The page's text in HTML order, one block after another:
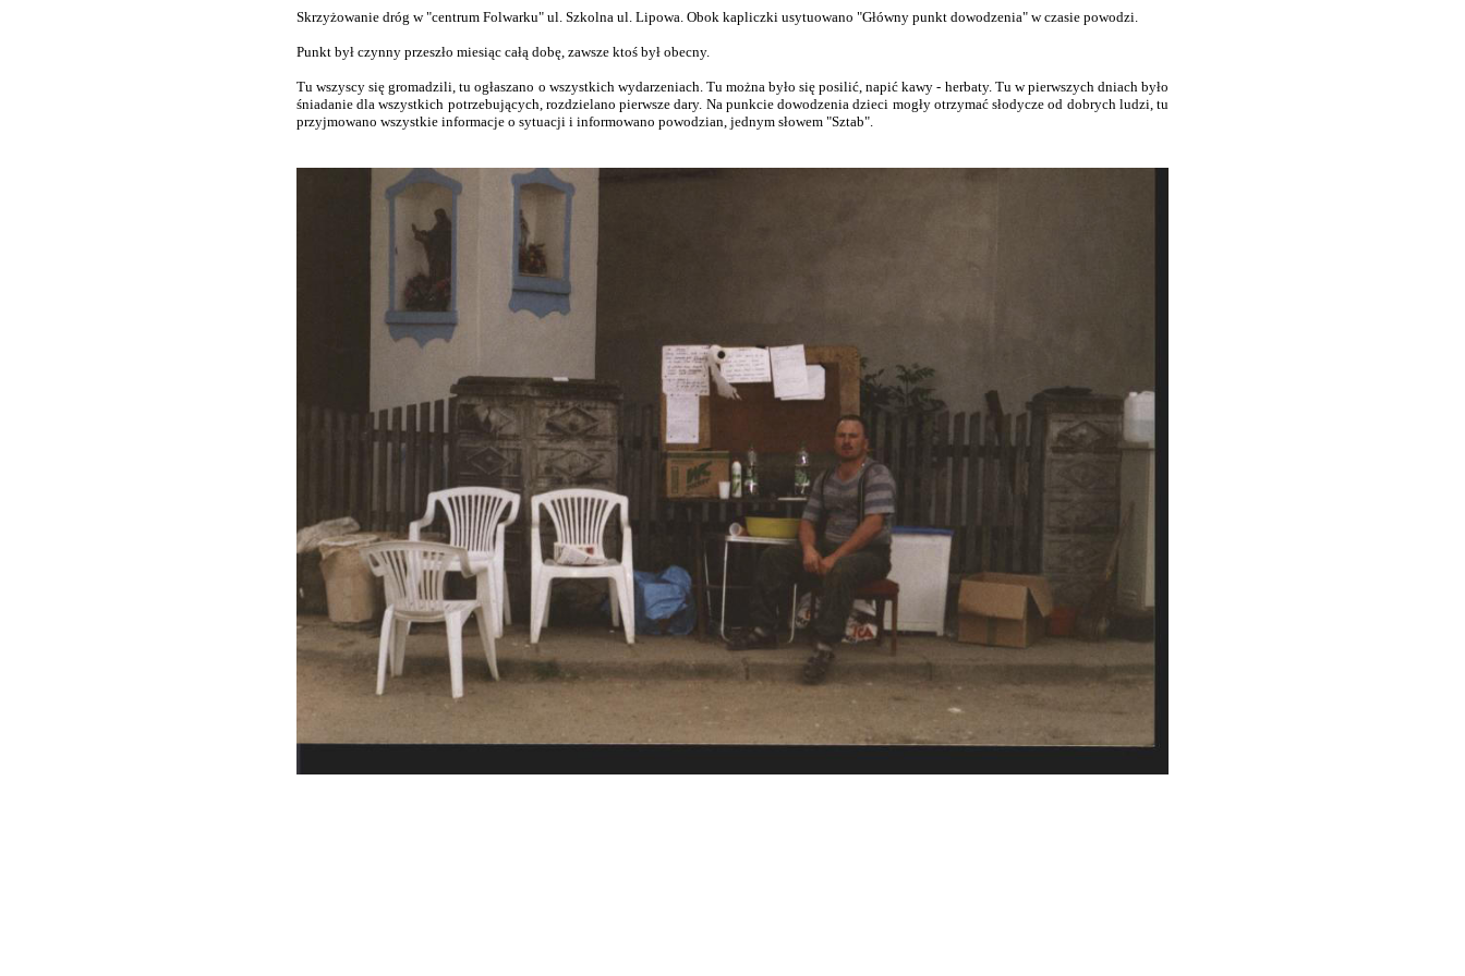
Skrzyżowanie dróg w "centrum Folwarku" ul. Szkolna ul. Lipowa. Obok kapliczki usytuowano "Główny punkt dowodzenia" w czasie powodzi.
Punkt był czynny przeszło miesiąc całą dobę, zawsze ktoś był obecny.
Tu wszyscy się gromadzili, tu ogłaszano o wszystkich wydarzeniach. Tu można było się posilić, napić kawy - herbaty. Tu w pierwszych dniach było
śniadanie dla wszystkich potrzebujących, rozdzielano pierwsze dary. Na punkcie dowodzenia dzieci mogły otrzymać słodycze od dobrych ludzi, tu
przyjmowano wszystkie informacje o sytuacji i informowano powodzian, jednym słowem "Sztab".